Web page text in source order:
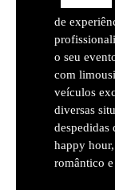
de
o seu
com
veículos
diversas
despedidas
happy
romântico